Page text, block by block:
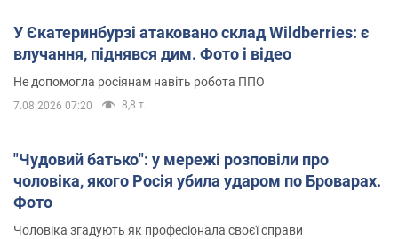
У Єкатеринбурзі атаковано склад Wildberries: є
влучання, піднявся дим. Фото і відео
Не допомогла росіянам навіть робота ППО
7.08.2026 07:20 8,8 т.
"Чудовий батько": у мережі розповіли про
чоловіка, якого Росія убила ударом по Броварах.
Фото
Чоловіка згадують як професіонала своєї справи